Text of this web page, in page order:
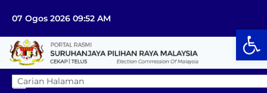
07 Ogos 2026 09:52 AM